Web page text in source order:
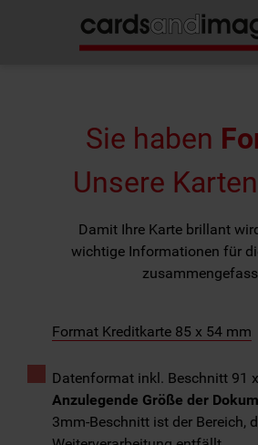
Sie haben
Unsere
Damit Ihre Karte brillant
wichtige Informationen für
Format Kreditkarte 85 x 54 mm
Datenformat inkl. Beschnitt 91
Anzulegende Größe der
3mm-Beschnitt ist der Bereich,